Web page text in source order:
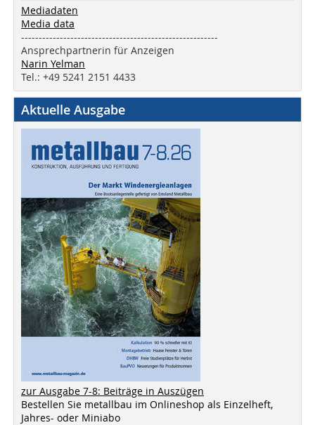
Mediadaten
Media data
--------------------------------------------------------
Ansprechpartnerin für Anzeigen
Narin Yelman
Tel.: +49 5241 2151 4433
Aktuelle Ausgabe
zur Ausgabe 7-8: Beiträge in Auszügen
Bestellen Sie metallbau im Onlineshop als Einzelheft,
Jahres- oder Miniabo